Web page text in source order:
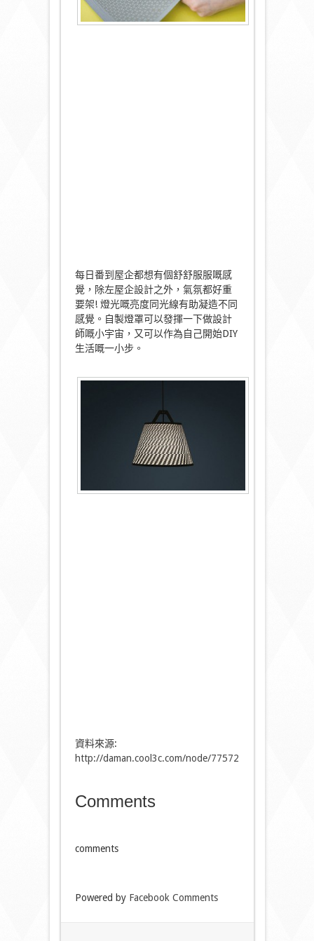
每日番到屋企都想有個舒舒服服嘅感
覺，除左屋企設計之外，氣氛都好重
要架! 燈光嘅亮度同光線有助凝造不同
感覺。自製燈罩可以發揮一下做設計
師嘅小宇宙，又可以作為自己開始DIY
生活嘅一小步。
資料來源:
http://daman.cool3c.com/node/77572
Comments
comments
Powered by Facebook Comments